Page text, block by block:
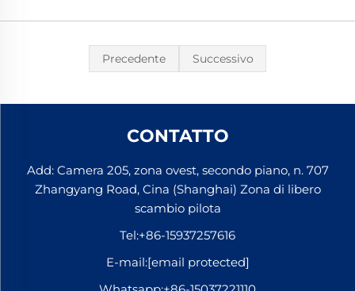
Precedente Successivo
CONTATTO
Add: Camera 205, zona ovest, secondo piano, n. 707
Zhangyang Road, Cina (Shanghai) Zona di libero
scambio pilota
Tel:+86-15937257616
E-mail:[email protected]